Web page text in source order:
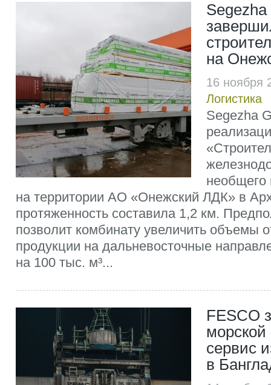
на
16
Логистика
Segezha
необщего
на территории АО «Онежский ЛДК» в
протяженность составила 1,2 км.
позволит комбинату увеличить объемы
продукции на дальневосточные
на 100 тыс. м³...
FESCO
сервис
в